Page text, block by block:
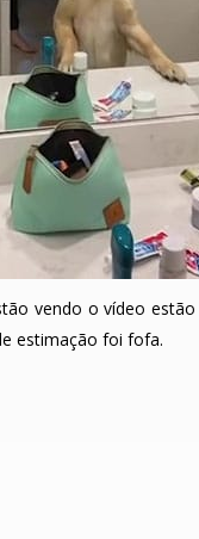
vendo o vídeo
estimação foi fofa.